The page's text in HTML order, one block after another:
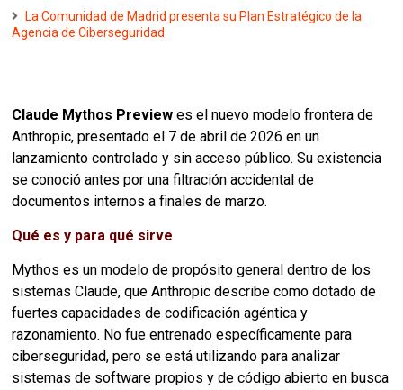
La Comunidad de Madrid presenta su Plan Estratégico de la
Agencia de Ciberseguridad
Claude Mythos Preview es el nuevo modelo frontera de
Anthropic, presentado el 7 de abril de 2026 en un
lanzamiento controlado y sin acceso público. Su existencia
se conoció antes por una filtración accidental de
documentos internos a finales de marzo.
Qué es y para qué sirve
Mythos es un modelo de propósito general dentro de los
sistemas Claude, que Anthropic describe como dotado de
fuertes capacidades de codificación agéntica y
razonamiento. No fue entrenado específicamente para
ciberseguridad, pero se está utilizando para analizar
sistemas de software propios y de código abierto en busca